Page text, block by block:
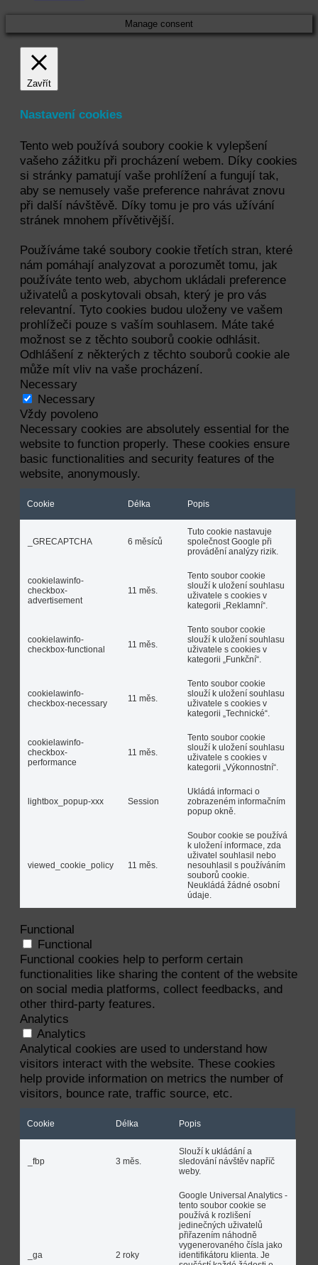
Manage consent
Zavřít
Nastavení cookies
Tento web používá soubory cookie k vylepšení
vašeho zážitku při procházení webem. Díky cookies
si stránky pamatují vaše prohlížení a fungují tak,
aby se nemusely vaše preference nahrávat znovu
při další návštěvě. Díky tomu je pro vás užívání
stránek mnohem přívětivější.
Používáme také soubory cookie třetích stran, které
nám pomáhají analyzovat a porozumět tomu, jak
používáte tento web, abychom ukládali preference
uživatelů a poskytovali obsah, který je pro vás
relevantní. Tyto cookies budou uloženy ve vašem
prohlížeči pouze s vaším souhlasem. Máte také
možnost se z těchto souborů cookie odhlásit.
Odhlášení z některých z těchto souborů cookie ale
může mít vliv na vaše procházení.
Necessary
Necessary
Vždy povoleno
Necessary cookies are absolutely essential for the
website to function properly. These cookies ensure
basic functionalities and security features of the
website, anonymously.
Cookie Délka Popis
_GRECAPTCHA 6 měsíců
Tuto cookie nastavuje
společnost Google při
provádění analýzy rizik.
cookielawinfo-
checkbox-
advertisement
11 měs.
Tento soubor cookie
slouží k uložení souhlasu
uživatele s cookies v
kategorii „Reklamní“.
cookielawinfo-
checkbox-functional
11 měs.
Tento soubor cookie
slouží k uložení souhlasu
uživatele s cookies v
kategorii „Funkční“.
cookielawinfo-
checkbox-necessary
11 měs.
Tento soubor cookie
slouží k uložení souhlasu
uživatele s cookies v
kategorii „Technické“.
cookielawinfo-
checkbox-
performance
11 měs.
Tento soubor cookie
slouží k uložení souhlasu
uživatele s cookies v
kategorii „Výkonnostní“.
lightbox_popup-xxx Session
Ukládá informaci o
zobrazeném informačním
popup okně.
viewed_cookie_policy 11 měs.
Soubor cookie se používá
k uložení informace, zda
uživatel souhlasil nebo
nesouhlasil s používáním
souborů cookie.
Neukládá žádné osobní
údaje.
Functional
Functional
Functional cookies help to perform certain
functionalities like sharing the content of the website
on social media platforms, collect feedbacks, and
other third-party features.
Analytics
Analytics
Analytical cookies are used to understand how
visitors interact with the website. These cookies
help provide information on metrics the number of
visitors, bounce rate, traffic source, etc.
Cookie Délka Popis
_fbp 3 měs.
Slouží k ukládání a
sledování návštěv napříč
weby.
_ga 2 roky
Google Universal Analytics -
tento soubor cookie se
používá k rozlišení
jedinečných uživatelů
přiřazením náhodně
vygenerovaného čísla jako
identifikátoru klienta. Je